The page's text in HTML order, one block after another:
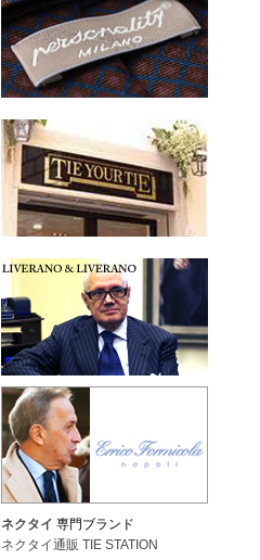
ネクタイ 専門ブランド
ネクタイ通販 TIE STATION